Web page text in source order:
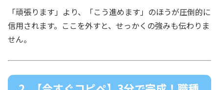
「頑張ります」より、「こう進めます」のほうが圧倒的に
信用されます。ここを外すと、せっかくの強みも伝わりま
せん。